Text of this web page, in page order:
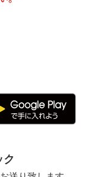
ク